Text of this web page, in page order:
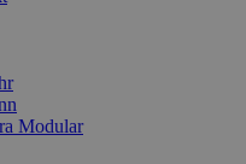
Modular